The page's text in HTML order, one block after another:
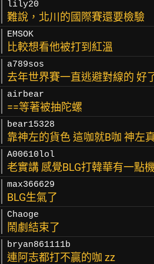
lily20
難說，北川的國際賽還要檢驗
EMSOK
比較想看他被打到紅溫
a789sos
去年世界賽一直逃避對線的 好
airbear
==等著被抽陀螺
bear15328
靠神左的貨色 這咖就B咖 神左
A00610lol
老實講 感覺BLG打韓華有一點
max366629
BLG生氣了
Chaoge
鬧劇結束了
bryan861111b
連阿志都打不贏的咖 zz